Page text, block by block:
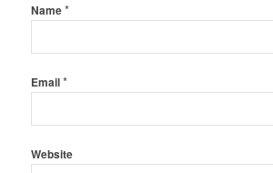
Name*
Email*
Website